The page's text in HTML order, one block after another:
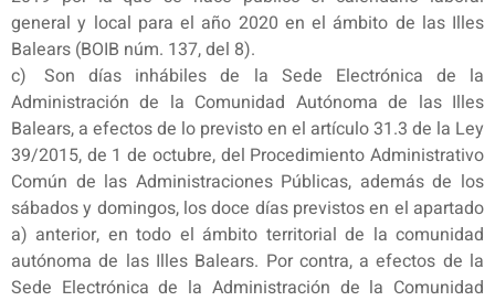
general y local para el año 2020 en el ámbito de las Illes
Balears (BOIB núm. 137, del 8).
c) Son días inhábiles de la Sede Electrónica de la
Administración de la Comunidad Autónoma de las Illes
Balears, a efectos de lo previsto en el artículo 31.3 de la Ley
39/2015, de 1 de octubre, del Procedimiento Administrativo
Común de las Administraciones Públicas, además de los
sábados y domingos, los doce días previstos en el apartado
a) anterior, en todo el ámbito territorial de la comunidad
autónoma de las Illes Balears. Por contra, a efectos de la
Sede Electrónica de la Administración de la Comunidad